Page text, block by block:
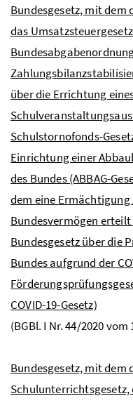
Bundesgesetz, mit dem
das
über die Errichtung
Schulstornofonds-
Einrichtung einer
des Bundes (ABBAG-
dem eine
Bundesvermögen
Bundesgesetz über die
Bundes aufgrund der
COVID-19-Gesetz)
(BGBl. I Nr.44/2020 vom
Bundesgesetz, mit dem